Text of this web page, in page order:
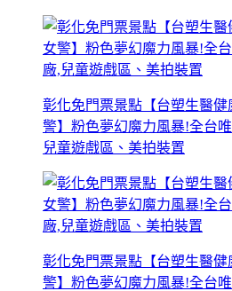
彰化免門票景點【台塑生醫
警】粉色夢幻魔力風暴!全台
兒童遊戲區、美拍裝置
彰化免門票景點【台塑生醫
警】粉色夢幻魔力風暴!全台